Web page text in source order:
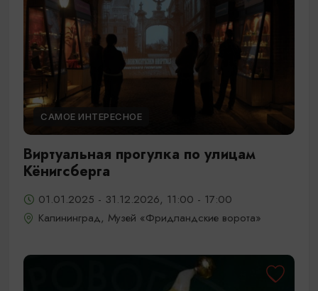
САМОЕ ИНТЕРЕСНОЕ
Виртуальная прогулка по улицам
Кёнигсберга
01.01.2025 - 31.12.2026, 11:00 - 17:00
Калининград, Музей «Фридландские ворота»